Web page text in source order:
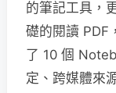
的筆記工具，
礎的閱讀 PDF
了 10 個
定、跨媒體來